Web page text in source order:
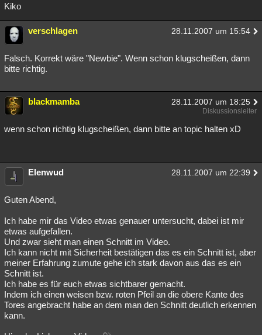
Kiko
verschlagen 28.11.2007 um 15:54
Falsch. Korrekt wäre "Newbie". Wenn schon klugscheißen, dann
bitte richtig.
blackmamba 28.11.2007 um 18:25
Diskussionsleiter
wenn schon richtig klugscheißen, dann bitte an topic halten xD
Elenwud 28.11.2007 um 22:39
Guten Abend,
Ich habe mir das Video etwas genauer untersucht, dabei ist mir
etwas aufgefallen.
Und zwar sieht man einen Schnitt im Video.
Ich kann nicht mit Sicherheit bestätigen das es ein Schnitt ist, aber
meiner Erfahrung zumute gehe ich stark davon aus das es ein
Schnitt ist.
Ich habe es für euch etwas sichtbarer gemacht.
Indem ich einen weisen bzw. roten Pfeil an die obere Kante des
Tores angebracht habe an dem man den Schnitt deutlich erkennen
kann.